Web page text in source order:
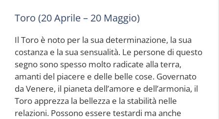
Toro (20 Aprile – 20 Maggio)
Il Toro è noto per la sua determinazione, la sua
costanza e la sua sensualità. Le persone di questo
segno sono spesso molto radicate alla terra,
amanti del piacere e delle belle cose. Governato
da Venere, il pianeta dell’amore e dell’armonia, il
Toro apprezza la bellezza e la stabilità nelle
relazioni. Possono essere testardi ma anche